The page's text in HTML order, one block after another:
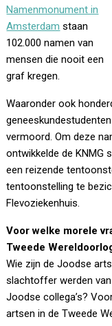
Namenmonument in
Amsterdam staan
102.000 namen van
mensen die nooit een
graf kregen.
Waaronder ook
vermoord. Om deze
ontwikkelde de KNMG
een reizende
tentoonstelling te
Flevoziekenhuis.
Voor welke morele
Tweede
Wie zijn de Joodse
slachtoffer werden
Joodse collega’s?
artsen in de Tweede